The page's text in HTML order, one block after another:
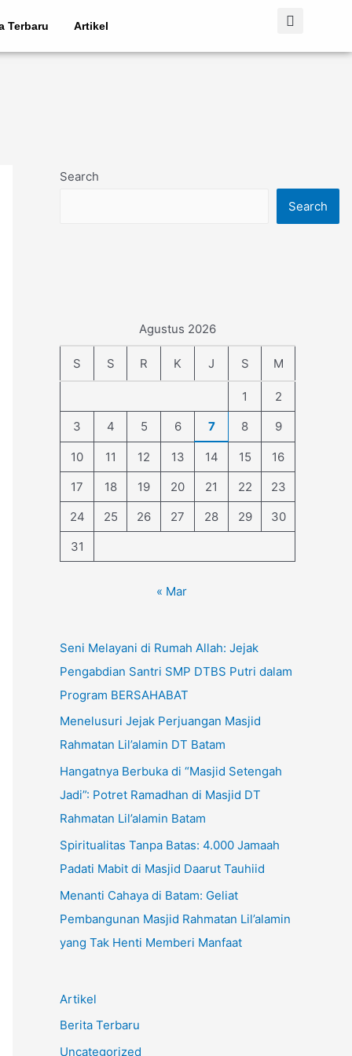
Terbaru Artikel
Search
Search
Agustus 2026
S S R K J S M
1
2
3
4 5 6 7 8 9
10 11 12 13 14 15
16
17
18 19 20 21 22
23
24
25 26 27 28 29
30
31
« Mar
Seni Melayani di Rumah Allah: Jejak
Pengabdian Santri SMP DTBS Putri dalam
Program BERSAHABAT
Menelusuri Jejak Perjuangan Masjid
Rahmatan Lil’alamin DT Batam
Hangatnya Berbuka di “Masjid Setengah
Jadi”: Potret Ramadhan di Masjid DT
Rahmatan Lil’alamin Batam
Spiritualitas Tanpa Batas: 4.000 Jamaah
Padati Mabit di Masjid Daarut Tauhiid
Menanti Cahaya di Batam: Geliat
Pembangunan Masjid Rahmatan Lil’alamin
yang Tak Henti Memberi Manfaat
Artikel
Berita Terbaru
Uncategorized